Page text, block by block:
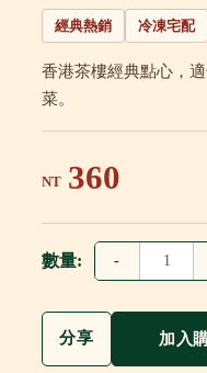
經典熱銷 冷凍宅配
香港茶樓經典點心，
菜。
NT 360
數量: -
分享 加入